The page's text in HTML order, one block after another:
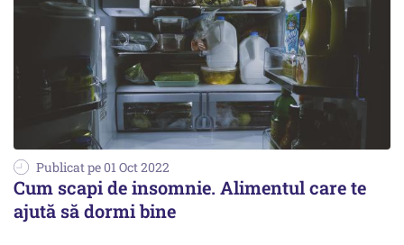
Publicat pe 01 Oct 2022
Cum scapi de insomnie. Alimentul care te
ajută să dormi bine